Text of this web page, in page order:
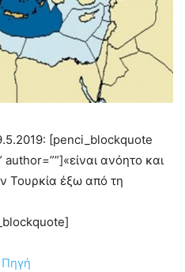
[penci_blockquote
ανόητο και
Τουρκία έξω από τη
Πηγή